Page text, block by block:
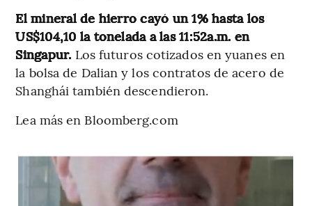
El mineral de hierro cayó un 1% hasta los
US$104,10 la tonelada a las 11:52a.m. en
Singapur. Los futuros cotizados en yuanes en
la bolsa de Dalian y los contratos de acero de
Shanghái también descendieron.
Lea más en Bloomberg.com